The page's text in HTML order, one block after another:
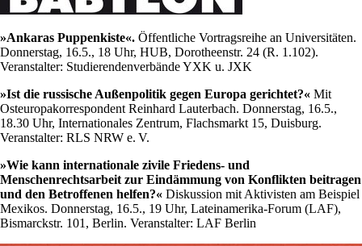
»Ankaras Puppenkiste«. Öffentliche Vortragsreihe an Universitäten.
Donnerstag, 16.5., 18 Uhr, HUB, Dorotheenstr. 24 (R. 1.102).
Veranstalter: Studierendenverbände YXK u. JXK
»Ist die russische Außenpolitik gegen Europa gerichtet?« Mit
Osteuropakorrespondent Reinhard Lauterbach. Donnerstag, 16.5.,
18.30 Uhr, Internationales Zentrum, Flachsmarkt 15, Duisburg.
Veranstalter: RLS NRW e. V.
»Wie kann internationale zivile Friedens- und
Menschenrechtsarbeit zur Eindämmung von Konflikten beitragen
und den Betroffenen helfen?« Diskussion mit Aktivisten am Beispiel
Mexikos. Donnerstag, 16.5., 19 Uhr, Lateinamerika-Forum (LAF),
Bismarckstr. 101, Berlin. Veranstalter: LAF Berlin